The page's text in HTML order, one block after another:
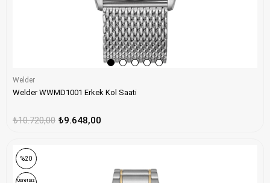
Welder
Welder WWMD1001 Erkek Kol Saati
₺9.648,00
₺10.720,00
%20
Ücretsiz